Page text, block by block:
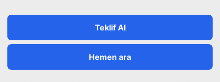
Teklif Al
Hemen ara